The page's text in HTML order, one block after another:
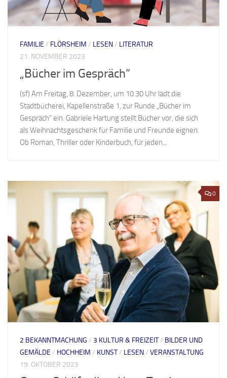
FAMILIE / FLÖRSHEIM / LESEN/ LITERATUR
21. NOVEMBER 2023
„Bücher im Gespräch“
(sf) Am Freitag, 8. Dezember, um 10.30 Uhr lädt die
Stadtbücherei, Kapellenstraße 1, zur Runde „Bücher im
Gespräch“ ein. Gabriele Hartung stellt Bücher vor, die sich
als Weihnachtsgeschenk für Familie und Freunde eignen.
Ob Roman, Thriller oder Kinderbuch, für jeden...
0
2 BEKANNTMACHUNG / 3 KULTUR & FREIZEIT/ BILDER UND
GEMÄLDE / HOCHHEIM / KUNST/ LESEN/ VERANSTALTUNG
19. OKTOBER 2023